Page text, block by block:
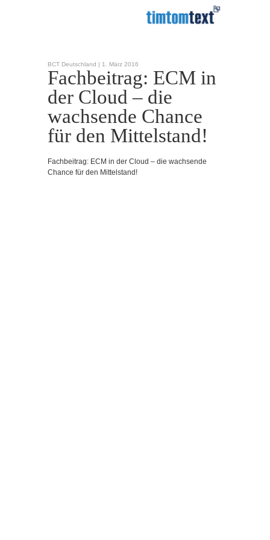
BCT Deutschland | 1. März 2016
Fachbeitrag: ECM in
der Cloud – die
wachsende Chance
für den Mittelstand!
Fachbeitrag: ECM in der Cloud – die wachsende
Chance für den Mittelstand!